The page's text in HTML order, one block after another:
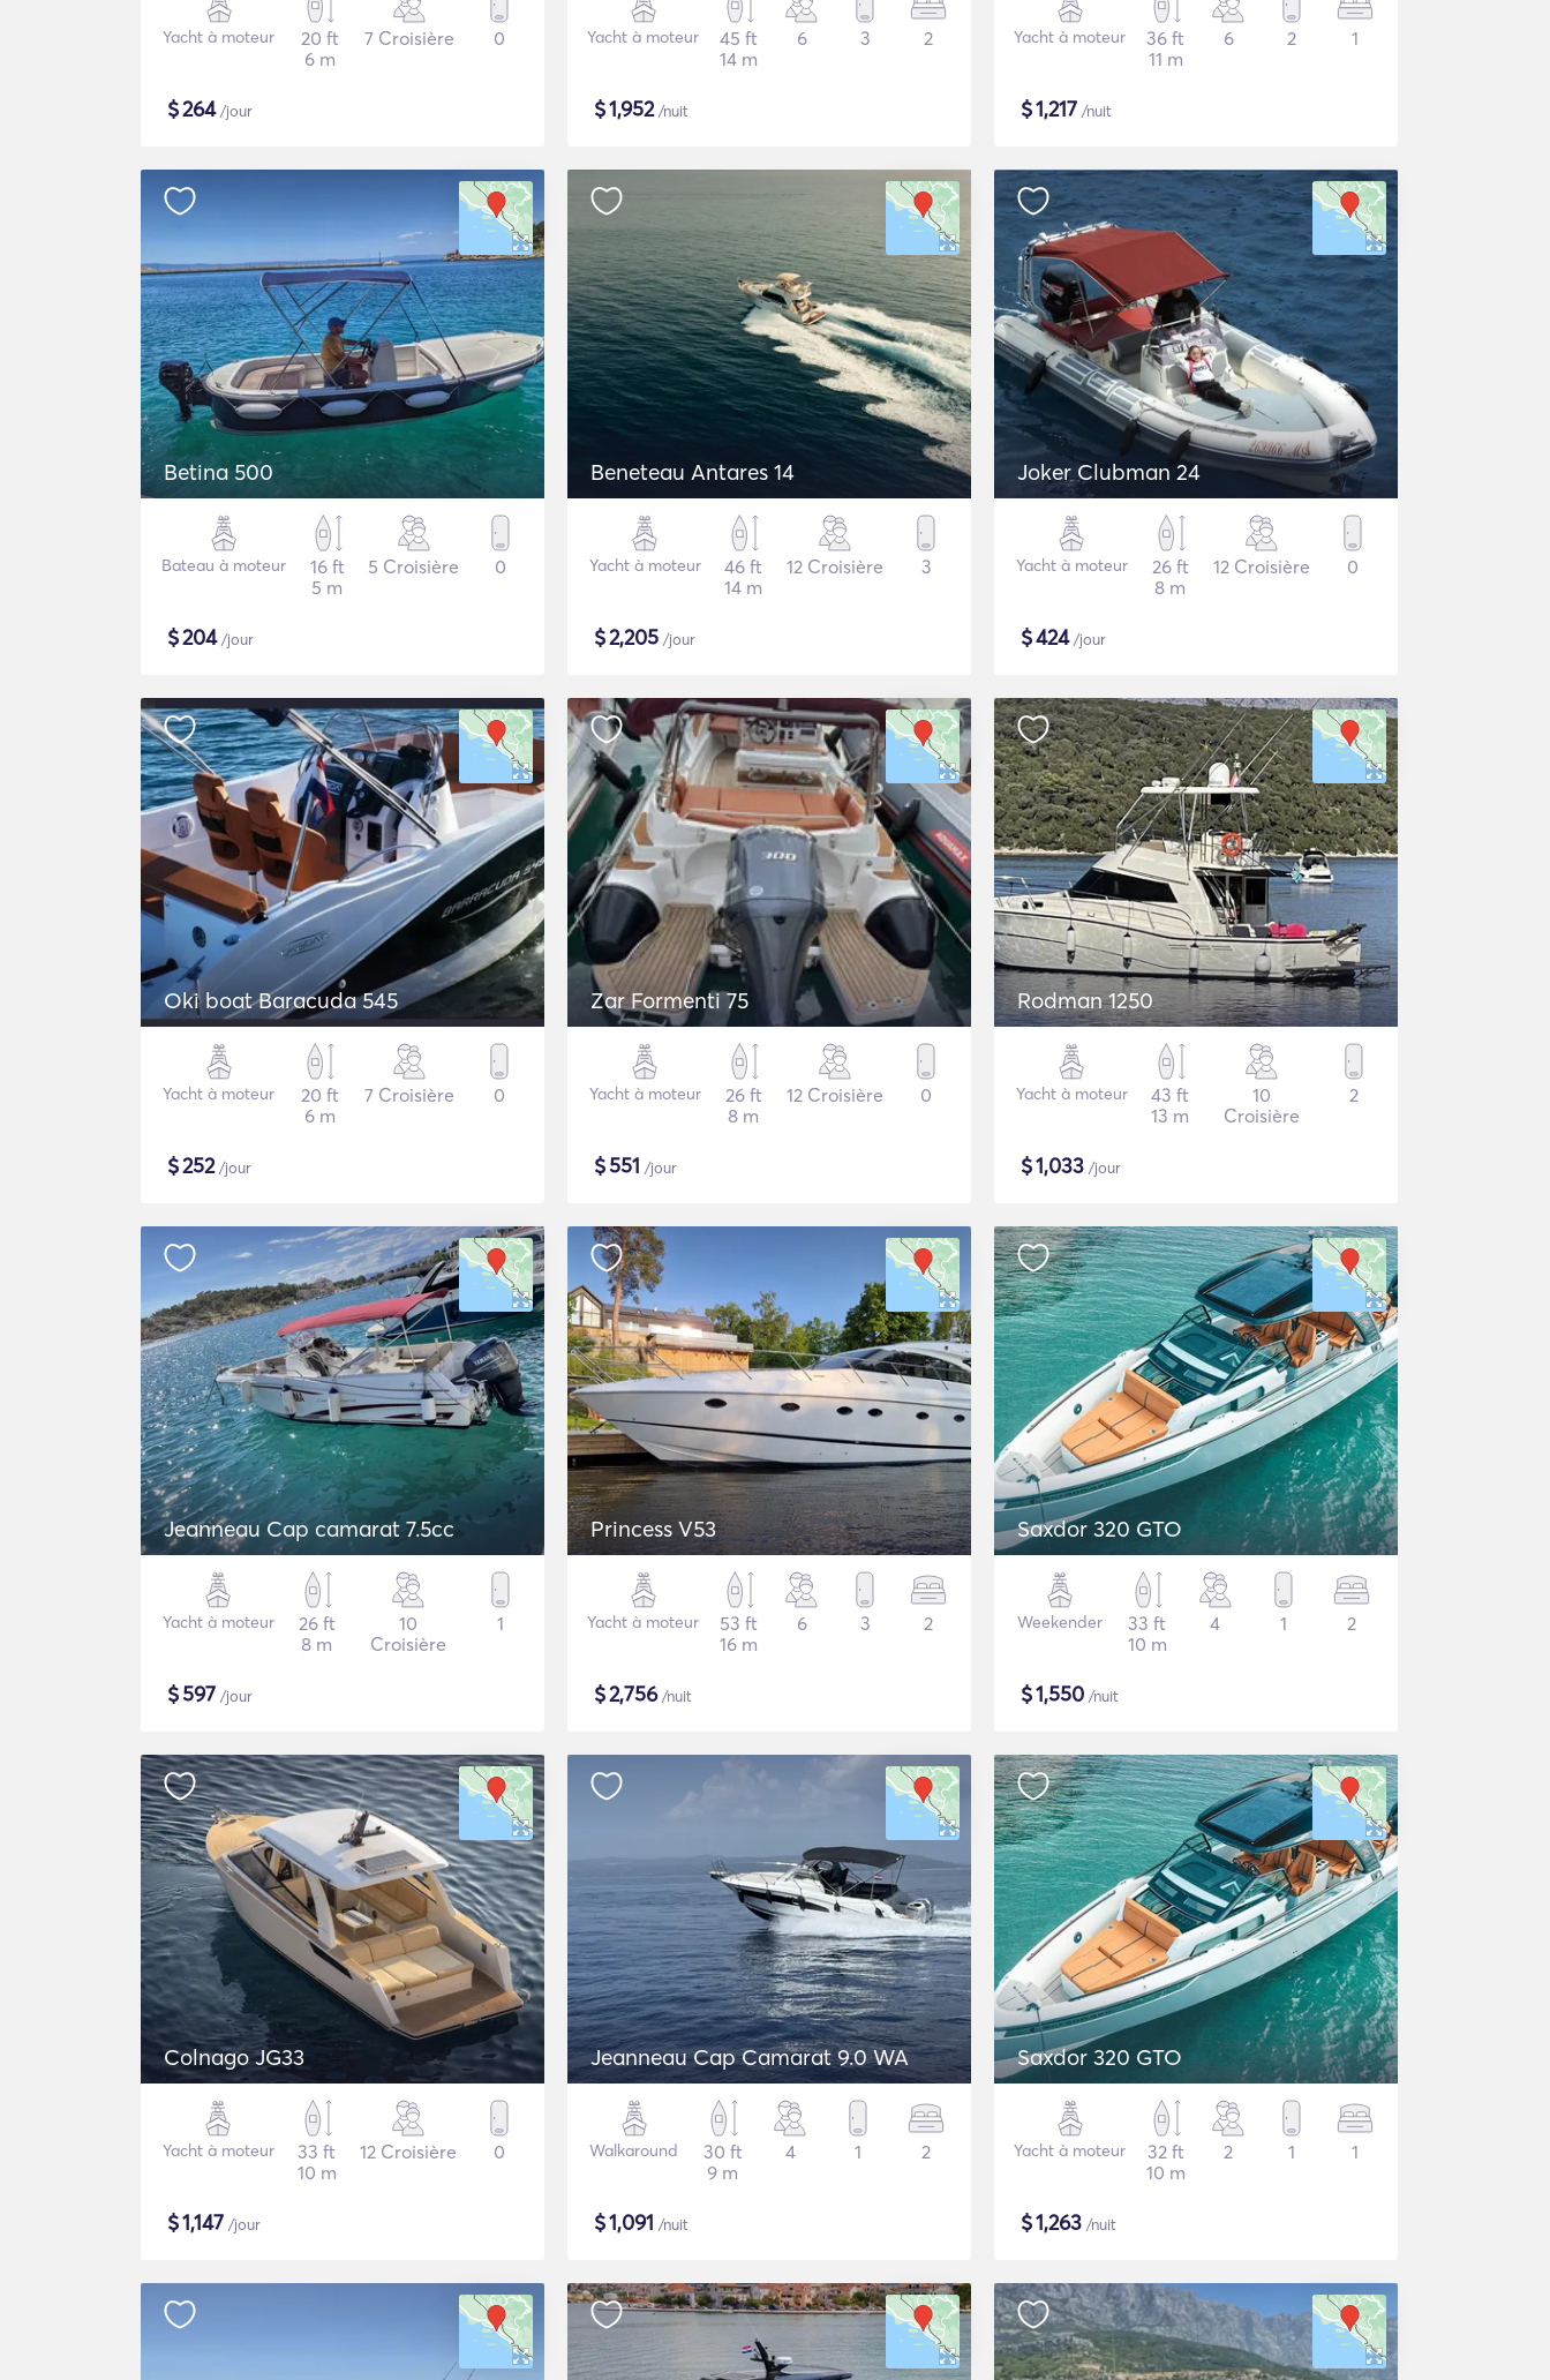
Yacht à moteur
20 ft
6 m
7 Croisière 0
$264/jour
Yacht à moteur
45 ft
14 m
6 3 2
$1,952/nuit
Yacht à moteur
36 ft
11 m
6 2 1
$1,217 /nuit
Betina 500
Bateau à moteur
16 ft
5 m
5 Croisière 0
$204/jour
Beneteau Antares 14
Yacht à moteur
46 ft
14 m
12 Croisière 3
$2,205 /jour
Joker Clubman 24
Yacht à moteur
26 ft
8 m
12 Croisière 0
$424/jour
Oki boat Baracuda 545
Yacht à moteur
20 ft
6 m
7 Croisière 0
$252/jour
Zar Formenti 75
Yacht à moteur
26 ft
8 m
12 Croisière 0
$551 /jour
Rodman 1250
Yacht à moteur
43 ft
13 m
10
Croisière
2
$1,033 /jour
Jeanneau Cap camarat 7.5cc
Yacht à moteur
26 ft
8 m
10
Croisière
1
$597 /jour
Princess V53
Yacht à moteur
53 ft
16 m
6 3 2
$2,756/nuit
Saxdor 320 GTO
Weekender
33 ft
10 m
4 1 2
$1,550 /nuit
Colnago JG33
Yacht à moteur
33 ft
10 m
12 Croisière 0
$1,147 /jour
Jeanneau Cap Camarat 9.0 WA
Walkaround
30 ft
9 m
4 1 2
$1,091 /nuit
Saxdor 320 GTO
Yacht à moteur
32 ft
10 m
2 1 1
$1,263 /nuit